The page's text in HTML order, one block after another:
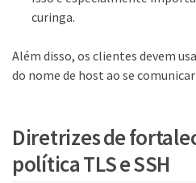
curinga.
Além disso, os clientes devem
do nome de host ao se
Diretrizes de
política TLS e SSH